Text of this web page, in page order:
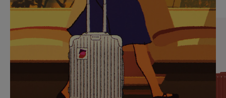
SIE,
UM
ANZUHALTEN
AUFHEBEN
DER
STUMMSCHALTUNG